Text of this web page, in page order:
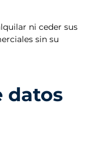
ni ceder sus
sin su
datos